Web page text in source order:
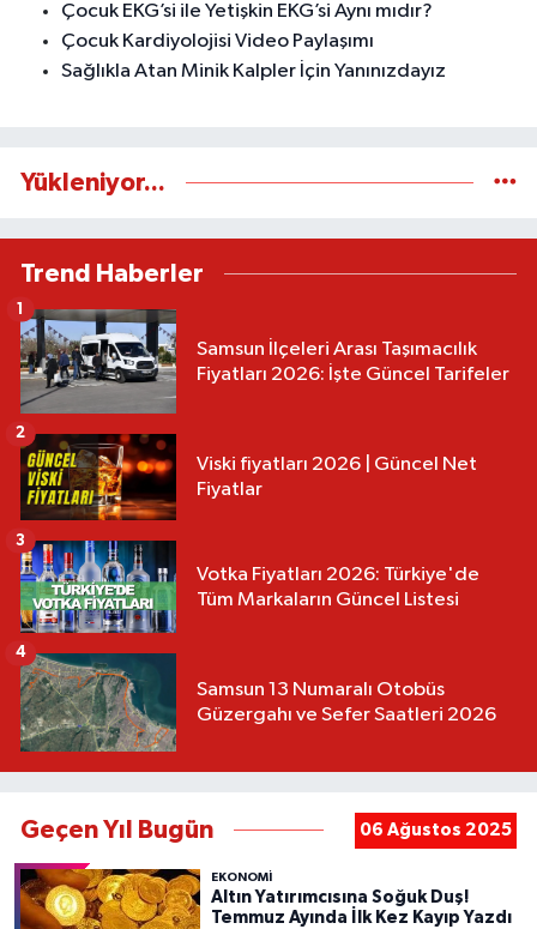
Çocuk EKG’si ile Yetişkin EKG’si Aynı mıdır?
Çocuk Kardiyolojisi Video Paylaşımı
Sağlıkla Atan Minik Kalpler İçin Yanınızdayız
Yükleniyor...
Trend Haberler
Samsun İlçeleri Arası Taşımacılık
Fiyatları 2026: İşte Güncel Tarifeler
1
Viski fiyatları 2026 | Güncel Net
Fiyatlar
2
Votka Fiyatları 2026: Türkiye'de
Tüm Markaların Güncel Listesi
3
Samsun 13 Numaralı Otobüs
Güzergahı ve Sefer Saatleri 2026
4
Geçen Yıl Bugün 06 Ağustos 2025
EKONOMİ
Altın Yatırımcısına Soğuk Duş!
Temmuz Ayında İlk Kez Kayıp Yazdı